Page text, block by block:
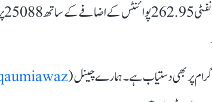
گرام پر بھی دستیاب ہے۔ ہمارے چینل (